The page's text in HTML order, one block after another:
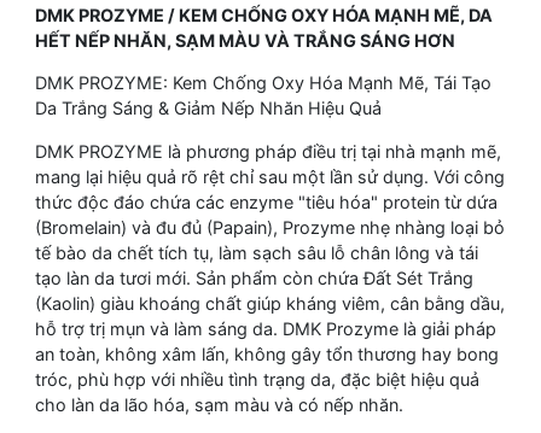
DMK PROZYME / KEM CHỐNG OXY HÓA MẠNH MẼ, DA
HẾT NẾP NHĂN, SẠM MÀU VÀ TRẮNG SÁNG HƠN
DMK PROZYME: Kem Chống Oxy Hóa Mạnh Mẽ, Tái Tạo
Da Trắng Sáng & Giảm Nếp Nhăn Hiệu Quả
DMK PROZYME là phương pháp điều trị tại nhà mạnh mẽ,
mang lại hiệu quả rõ rệt chỉ sau một lần sử dụng. Với công
thức độc đáo chứa các enzyme "tiêu hóa" protein từ dứa
(Bromelain) và đu đủ (Papain), Prozyme nhẹ nhàng loại bỏ
tế bào da chết tích tụ, làm sạch sâu lỗ chân lông và tái
tạo làn da tươi mới. Sản phẩm còn chứa Đất Sét Trắng
(Kaolin) giàu khoáng chất giúp kháng viêm, cân bằng dầu,
hỗ trợ trị mụn và làm sáng da. DMK Prozyme là giải pháp
an toàn, không xâm lấn, không gây tổn thương hay bong
tróc, phù hợp với nhiều tình trạng da, đặc biệt hiệu quả
cho làn da lão hóa, sạm màu và có nếp nhăn.